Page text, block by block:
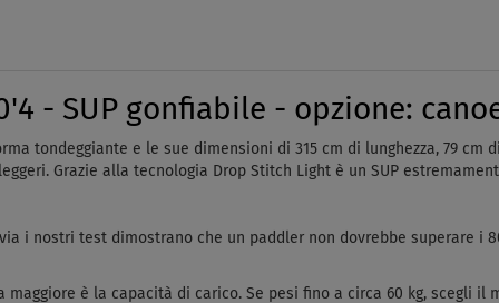
- SUP gonfiabile - opzione:
tondeggiante e le sue dimensioni di 315 cm di lunghezza, 79 cm
Grazie alla tecnologia Drop Stitch Light è un SUP
i nostri test dimostrano che un paddler non dovrebbe superare i
maggiore è la capacità di carico. Se pesi fino a circa 60 kg, scegli il